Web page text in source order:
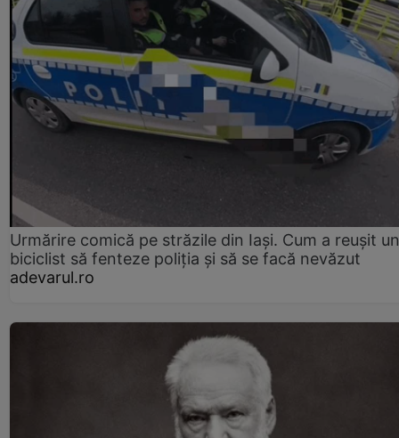
Urmărire comică pe străzile din Iași. Cum a reușit un
biciclist să fenteze poliția și să se facă nevăzut
adevarul.ro